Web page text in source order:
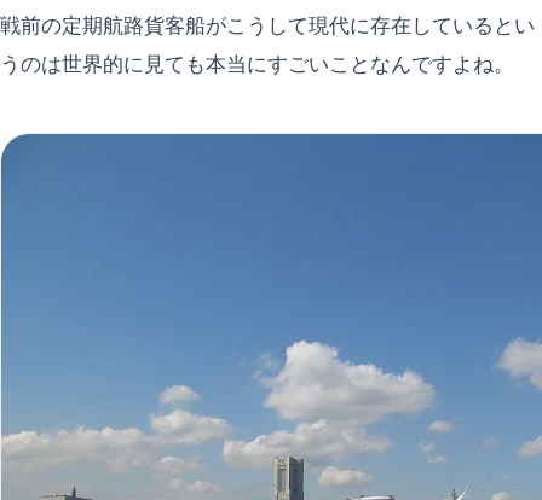
戦前の定期航路貨客船がこうして現代に存在しているとい
うのは世界的に見ても本当にすごいことなんですよね。